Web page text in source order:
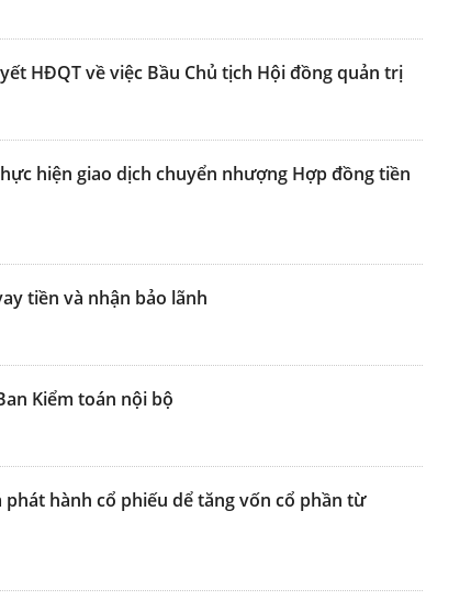
HĐQT về việc Bầu Chủ tịch Hội đồng quản trị
hiện giao dịch chuyển nhượng Hợp đồng tiền
tiền và nhận bảo lãnh
Kiểm toán nội bộ
hành cổ phiếu dể tăng vốn cổ phần từ